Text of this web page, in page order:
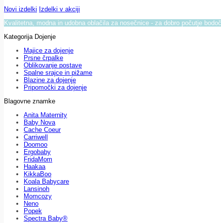
Novi izdelki Izdelki v akciji
Kvalitetna, modna in udobna oblačila za nosečnice - za dobro počutje
Kategorija Dojenje
Majice za dojenje
Prsne črpalke
Oblikovanje postave
Spalne srajce in pižame
Blazine za dojenje
Pripomočki za dojenje
Blagovne znamke
Anita Maternity
Baby Nova
Cache Coeur
Carriwell
Doomoo
Ergobaby
FridaMom
Haakaa
KikkaBoo
Koala Babycare
Lansinoh
Momcozy
Neno
Popek
Spectra Baby®